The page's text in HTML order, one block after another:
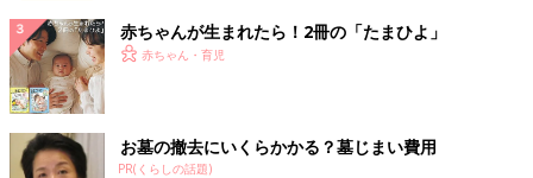
赤ちゃんが生まれたら！2冊の「たまひよ」
赤ちゃん・育児
お墓の撤去にいくらかかる？墓じまい費用
PR(くらしの話題)